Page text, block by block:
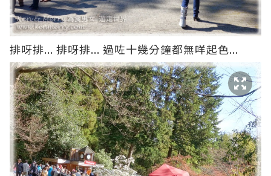
排呀排... 排呀排... 過咗十幾分鐘都無咩起色...